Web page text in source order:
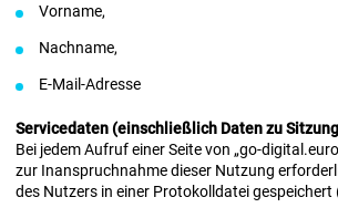
Vorname,
Nachname,
E-Mail-Adresse
Servicedaten (einschließlich Daten zu
Bei jedem Aufruf einer Seite von „go-
zur Inanspruchnahme dieser Nutzung
des Nutzers in einer Protokolldatei gespeichert